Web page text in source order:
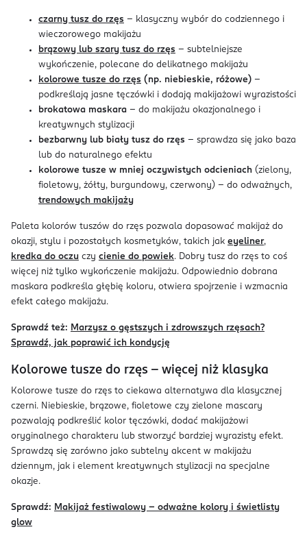
czarny tusz do rzęs – klasyczny wybór do codziennego i
wieczorowego makijażu
brązowy lub szary tusz do rzęs – subtelniejsze
wykończenie, polecane do delikatnego makijażu
kolorowe tusze do rzęs (np. niebieskie, różowe) –
podkreślają jasne tęczówki i dodają makijażowi wyrazistości
brokatowa maskara – do makijażu okazjonalnego i
kreatywnych stylizacji
bezbarwny lub biały tusz do rzęs – sprawdza się jako baza
lub do naturalnego efektu
kolorowe tusze w mniej oczywistych odcieniach (zielony,
fioletowy, żółty, burgundowy, czerwony) – do odważnych,
trendowych makijaży
Paleta kolorów tuszów do rzęs pozwala dopasować makijaż do
okazji, stylu i pozostałych kosmetyków, takich jak eyeliner,
kredka do oczu czy cienie do powiek. Dobry tusz do rzęs to coś
więcej niż tylko wykończenie makijażu. Odpowiednio dobrana
maskara podkreśla głębię koloru, otwiera spojrzenie i wzmacnia
efekt całego makijażu.
Sprawdź też: Marzysz o gęstszych i zdrowszych rzęsach?
Sprawdź, jak poprawić ich kondycję
Kolorowe tusze do rzęs – więcej niż klasyka
Kolorowe tusze do rzęs to ciekawa alternatywa dla klasycznej
czerni. Niebieskie, brązowe, fioletowe czy zielone mascary
pozwalają podkreślić kolor tęczówki, dodać makijażowi
oryginalnego charakteru lub stworzyć bardziej wyrazisty efekt.
Sprawdzą się zarówno jako subtelny akcent w makijażu
dziennym, jak i element kreatywnych stylizacji na specjalne
okazje.
Sprawdź: Makijaż festiwalowy – odważne kolory i świetlisty
glow